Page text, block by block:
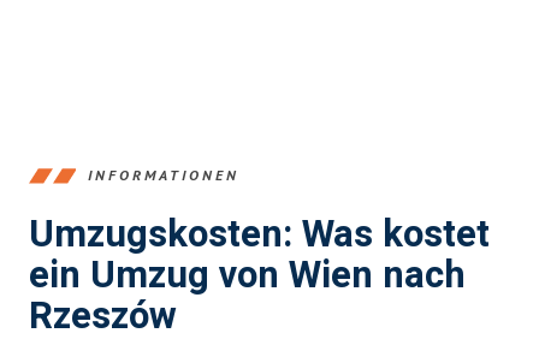
INFORMATIONEN
Umzugskosten: Was kostet
ein Umzug von Wien nach
Rzeszów